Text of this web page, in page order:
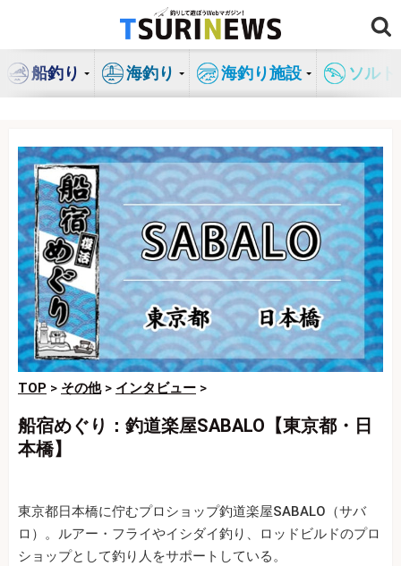
ン
船釣り 海釣り 海釣り施設 ソル
TOP > その他> インタビュー >
船宿めぐり：釣道楽屋SABALO【東京都・日
本橋】
東京都日本橋に佇むプロショップ釣道楽屋SABALO（サバ
ロ）。ルアー・フライやイシダイ釣り、ロッドビルドのプロ
ショップとして釣り人をサポートしている。